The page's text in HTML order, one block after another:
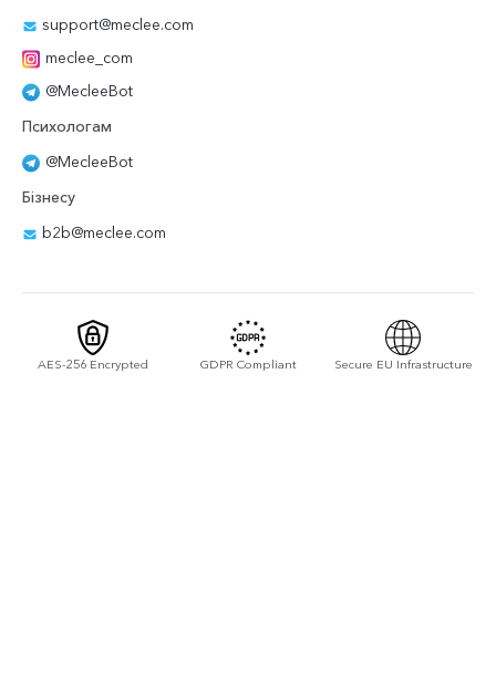
support@meclee.com
meclee_com
@MecleeBot
Психологам
@MecleeBot
Бізнесу
b2b@meclee.com
AES-256 Encrypted GDPR Compliant Secure EU Infrastructure